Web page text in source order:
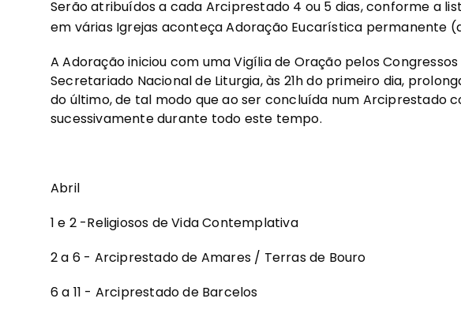
Serão atribuídos a cada Arciprestado 4 ou 5 dias, conforme a
em várias Igrejas aconteça Adoração Eucarística permanente
A Adoração iniciou com uma Vigília de Oração pelos
Secretariado Nacional de Liturgia, às 21h do primeiro dia,
do último, de tal modo que ao ser concluída num Arciprestado
sucessivamente durante todo este tempo.
Abril
1 e 2 -Religiosos de Vida Contemplativa
2 a 6 - Arciprestado de Amares / Terras de Bouro
6 a 11 - Arciprestado de Barcelos